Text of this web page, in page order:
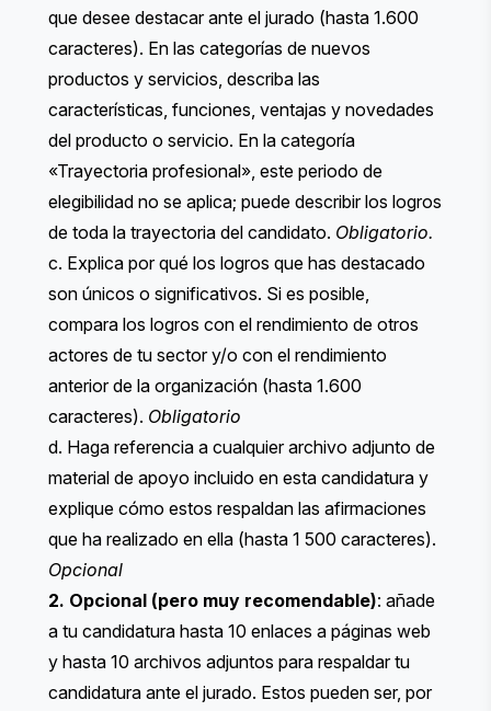
que desee destacar ante el jurado (hasta 1.600
caracteres). ​​En las categorías de nuevos
productos y servicios, describa las
características, funciones, ventajas y novedades
del producto o servicio. En la categoría
«Trayectoria profesional», este periodo de
elegibilidad no se aplica; puede describir los logros
de toda la trayectoria del candidato. Obligatorio.
c. Explica por qué los logros que has destacado
son únicos o significativos. Si es posible,
compara los logros con el rendimiento de otros
actores de tu sector y/o con el rendimiento
anterior de la organización (hasta 1.600
caracteres). Obligatorio
d. Haga referencia a cualquier archivo adjunto de
material de apoyo incluido en esta candidatura y
explique cómo estos respaldan las afirmaciones
que ha realizado en ella (hasta 1 500 caracteres).
Opcional
2. Opcional (pero muy recomendable): añade
a tu candidatura hasta 10 enlaces a páginas web
y hasta 10 archivos adjuntos para respaldar tu
candidatura ante el jurado. Estos pueden ser, por